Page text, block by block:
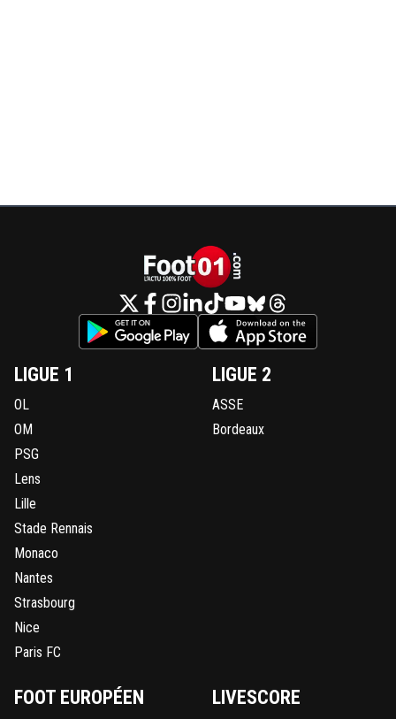
LIGUE 1
OL
OM
PSG
Lens
Lille
Stade Rennais
Monaco
Nantes
Strasbourg
Nice
Paris FC
LIGUE 2
ASSE
Bordeaux
FOOT EUROPÉEN LIVESCORE